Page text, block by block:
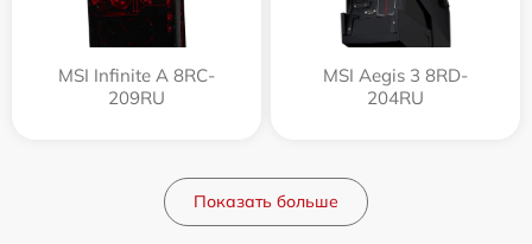
MSI Infinite A 8RC-
209RU
MSI Aegis 3 8RD-
204RU
Показать больше